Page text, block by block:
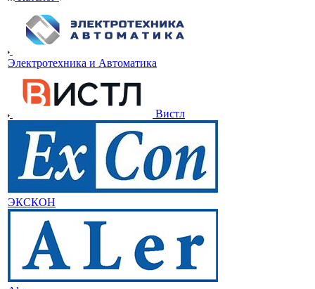
Электротехника и Автоматика
Вистл
ЭКСКОН